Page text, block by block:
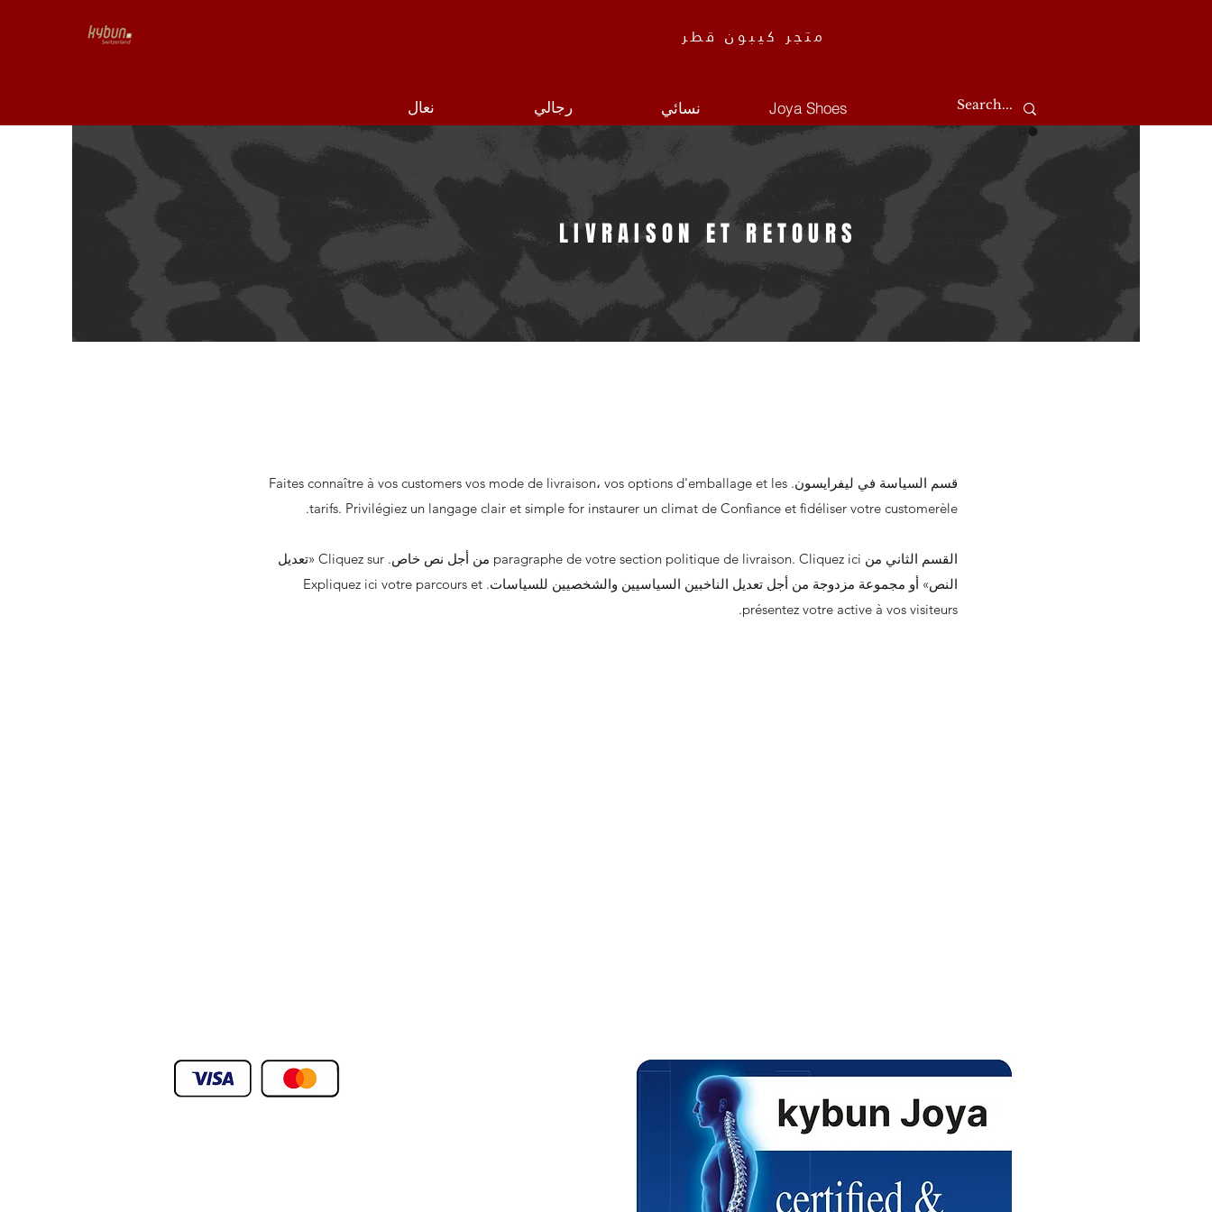
متجر كيبون قطر
نعال رجالي نسائي Joya Shoes
LIVRAISON ET RETOURS
قسم السياسة في ليفرايسون. Faites connaître à vos customers vos mode de livraison، vos options d'emballage et les
tarifs. Privilégiez un langage clair et simple for instaurer un climat de Confiance et fidéliser votre customerèle.
القسم الثاني من paragraphe de votre section politique de livraison. Cliquez ici من أجل نص خاص. Cliquez sur «تعديل
النص» أو مجموعة مزدوجة من أجل تعديل الناخبين السياسيين والشخصيين للسياسات. Expliquez ici votre parcours et
présentez votre active à vos visiteurs.